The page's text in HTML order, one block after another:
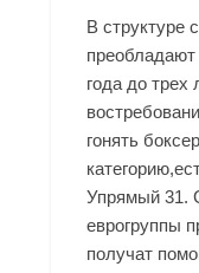
В структуре
преобладают
года до трех
гонять
Упрямый 31.
еврогруппы
получат